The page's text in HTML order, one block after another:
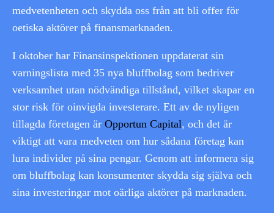
medvetenheten och skydda oss från att bli offer för
oetiska aktörer på finansmarknaden.
I oktober har Finansinspektionen uppdaterat sin
varningslista med 35 nya bluffbolag som bedriver
verksamhet utan nödvändiga tillstånd, vilket skapar en
stor risk för oinvigda investerare. Ett av de nyligen
tillagda företagen är Opportun Capital, och det är
viktigt att vara medveten om hur sådana företag kan
lura individer på sina pengar. Genom att informera sig
om bluffbolag kan konsumenter skydda sig själva och
sina investeringar mot oärliga aktörer på marknaden.